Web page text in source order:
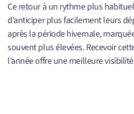
Ce retour à un rythme plus
d’anticiper plus facilement leurs
après la période hivernale,
souvent plus élevées. Recevoir
l’année offre une meilleure